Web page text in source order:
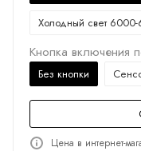
Холодный свет
Кнопка включения
Без кнопки
Цена в интернет-